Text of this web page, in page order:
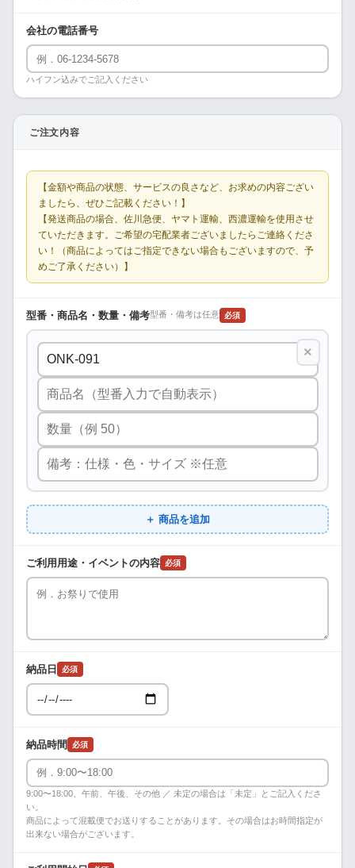
会社の電話番号
ハイフン込みでご記入ください
ご注文内容
【金額や商品の状態、サービスの良さなど、お求めの内容ござい
ましたら、ぜひご記載ください！】
【発送商品の場合、佐川急便、ヤマト運輸、西濃運輸を使用させ
ていただきます。ご希望の宅配業者ございましたらご連絡くださ
い！（商品によってはご指定できない場合もございますので、予
めご了承ください）】
型番・商品名・数量・備考型番・備考は任意 必須
×
＋ 商品を追加
ご利用用途・イベントの内容 必須
納品日 必須
納品時間 必須
9:00〜18:00、午前、午後、その他 ／ 未定の場合は「未定」とご記入くださ
い。
商品によって混載便でお送りすることがあります。その場合はお時間指定が
出来ない場合がございます。